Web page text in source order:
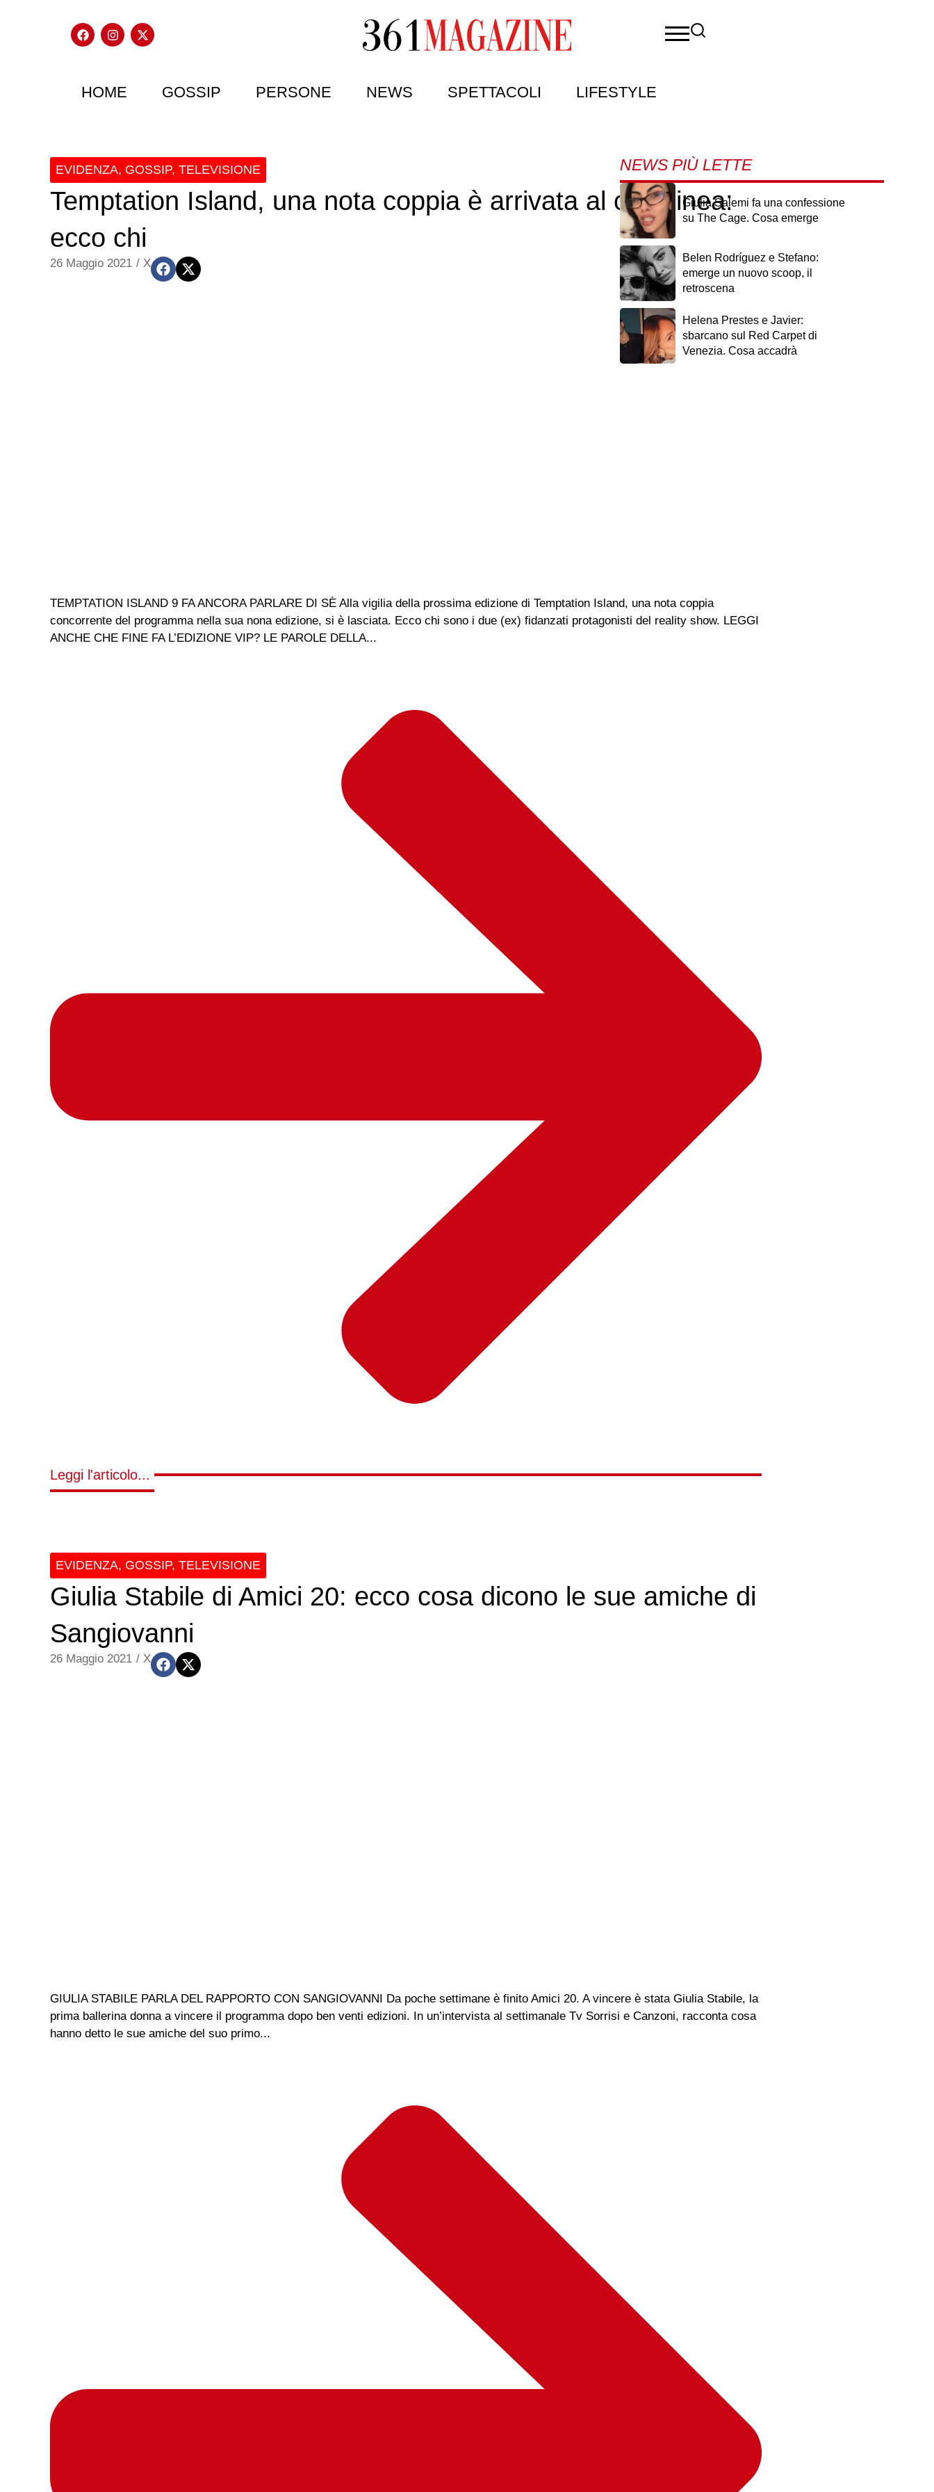
HOME GOSSIP PERSONE NEWS SPETTACOLI LIFESTYLE
EVIDENZA, GOSSIP, TELEVISIONE
Temptation Island, una nota coppia è arrivata al capolinea:
ecco chi
26 Maggio 2021 / X
TEMPTATION ISLAND 9 FA ANCORA PARLARE DI SÈ Alla vigilia della prossima edizione di Temptation Island, una nota coppia
concorrente del programma nella sua nona edizione, si è lasciata. Ecco chi sono i due (ex) fidanzati protagonisti del reality show. LEGGI
ANCHE CHE FINE FA L’EDIZIONE VIP? LE PAROLE DELLA...
Leggi l'articolo...
EVIDENZA, GOSSIP, TELEVISIONE
Giulia Stabile di Amici 20: ecco cosa dicono le sue amiche di
Sangiovanni
26 Maggio 2021 / X
GIULIA STABILE PARLA DEL RAPPORTO CON SANGIOVANNI Da poche settimane è finito Amici 20. A vincere è stata Giulia Stabile, la
prima ballerina donna a vincere il programma dopo ben venti edizioni. In un’intervista al settimanale Tv Sorrisi e Canzoni, racconta cosa
hanno detto le sue amiche del suo primo...
NEWS PIÙ LETTE
Giulia Salemi fa una confessione
su The Cage. Cosa emerge
Belen Rodríguez e Stefano:
emerge un nuovo scoop, il
retroscena
Helena Prestes e Javier:
sbarcano sul Red Carpet di
Venezia. Cosa accadrà